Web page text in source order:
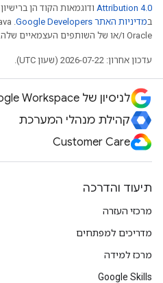
Attribution 4.0 ודוגמאות הקוד הן ברישיון
במדיניות האתר Google Developers‏
Oracle ו/או של השותפים העצמאיים שלה.
עדכון אחרון: 2026-07-22 (שעון UTC).
לניסיון של Google Workspace
קהילת מנהלי המערכת
Customer Care
תיעוד והדרכה
מרכזי העזרה
מדריכים למפתחים
מרכז למידה
Google Skills